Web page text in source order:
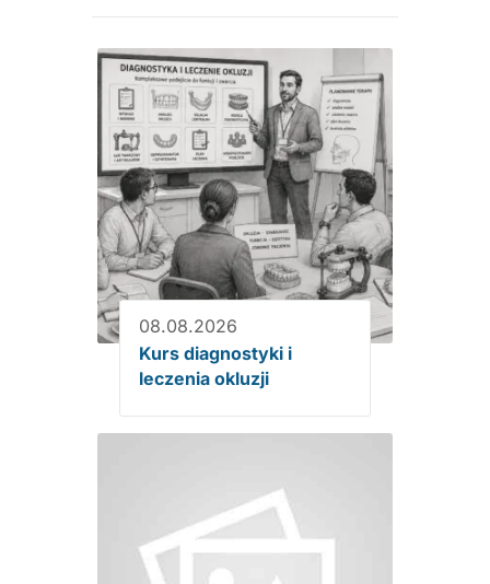
08.08.2026
Kurs diagnostyki i
leczenia okluzji